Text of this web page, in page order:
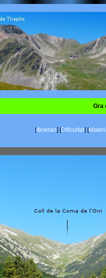
Gra
[Itinerari] [Dificultat] [